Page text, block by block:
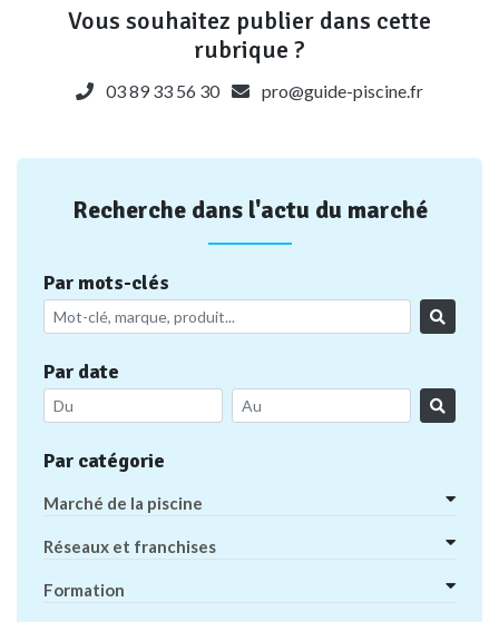
Vous souhaitez publier dans cette
rubrique ?
03 89 33 56 30 pro@guide-piscine.fr
Recherche dans l'actu du marché
Par mots-clés
Par date
Par catégorie
Marché de la piscine
Réseaux et franchises
Formation